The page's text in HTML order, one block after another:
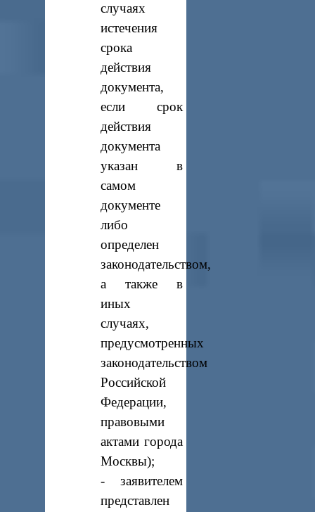
случаях
истечения
срока
действия
документа,
если срок
действия
документа
указан в
самом
документе
либо
определен
законодательством,
а также в
иных
случаях,
предусмотренных
законодательством
Российской
Федерации,
правовыми
актами города
Москвы);
- заявителем
представлен